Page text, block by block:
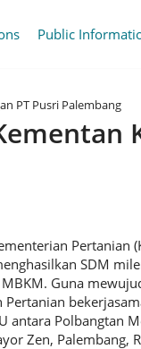
Public
PT Pusri Palembang
Pertanian
SDM
Guna
antara Polbangtan
Zen, Palembang,